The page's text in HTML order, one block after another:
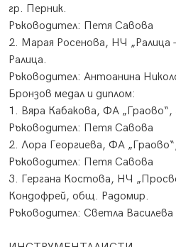
гр. Перник.
Ръководител: Петя Савова
2. Марая Росенова, НЧ „Ралица
Ралица.
Ръководител: Антоанина
Бронзов медал и диплом:
1. Вяра Кабакова, ФА „Граово“,
Ръководител: Петя Савова
2. Лора Георгиева, ФА
Ръководител: Петя Савова
3. Гергана Костова, НЧ
Кондофрей, общ. Радомир.
Ръководител: Светла Василева